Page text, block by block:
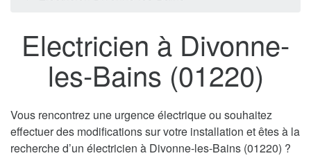
Electricien à Divonne-
les-Bains (01220)
Vous rencontrez une urgence électrique ou souhaitez
effectuer des modifications sur votre installation et êtes à la
recherche d’un électricien à Divonne-les-Bains (01220) ?